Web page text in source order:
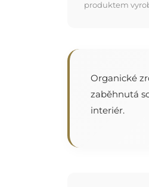
produktem
Organické
zaběhnutá
interiér.